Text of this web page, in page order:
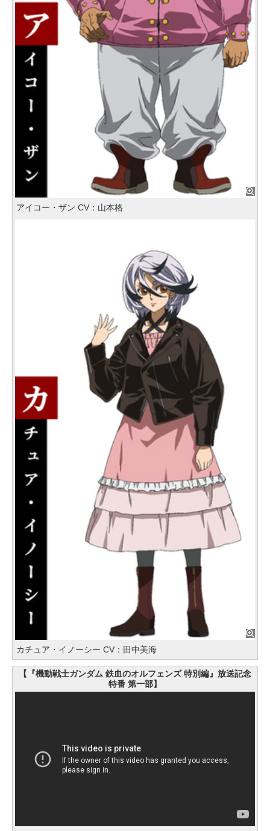
アイコー・ザン CV：山本格
カチュア・イノーシー CV：田中美海
【『機動戦士ガンダム 鉄血のオルフェンズ 特別編』放送記念
特番 第一部】